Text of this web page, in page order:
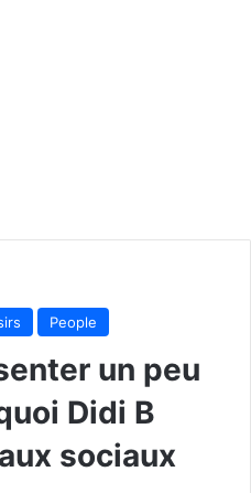
People
un peu
Didi B
sociaux